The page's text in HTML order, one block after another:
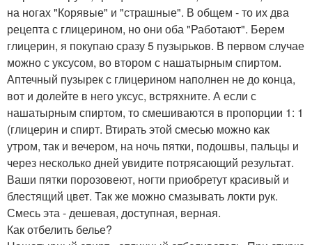
на ногах "Корявые" и "страшные". В общем - то их два
рецепта с глицерином, но они оба "Работают". Берем
глицерин, я покупаю сразу 5 пузырьков. В первом случае
можно с уксусом, во втором с нашатырным спиртом.
Аптечный пузырек с глицерином наполнен не до конца,
вот и долейте в него уксус, встряхните. А если с
нашатырным спиртом, то смешиваются в пропорции 1: 1
(глицерин и спирт. Втирать этой смесью можно как
утром, так и вечером, на ночь пятки, подошвы, пальцы и
через несколько дней увидите потрясающий результат.
Ваши пятки порозовеют, ногти приобретут красивый и
блестящий цвет. Так же можно смазывать локти рук.
Смесь эта - дешевая, доступная, верная.
Как отбелить белье?